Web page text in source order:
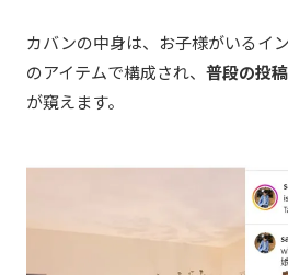
カバンの中身は、お子様がいるイ
のアイテムで構成され、 普段の投
が窺えます。